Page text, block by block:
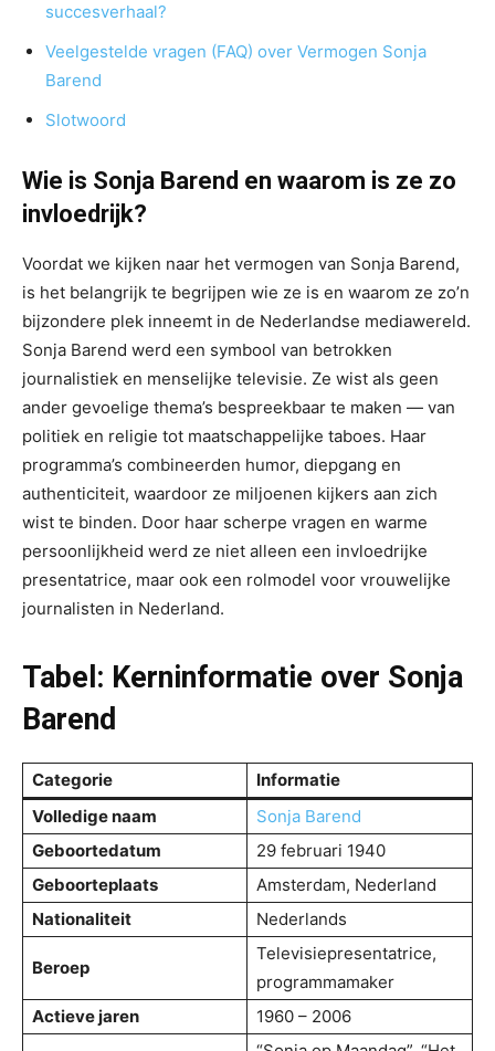
succesverhaal?
Veelgestelde vragen (FAQ) over Vermogen Sonja
Barend
Slotwoord
Wie is Sonja Barend en waarom is ze zo
invloedrijk?
Voordat we kijken naar het vermogen van Sonja Barend,
is het belangrijk te begrijpen wie ze is en waarom ze zo’n
bijzondere plek inneemt in de Nederlandse mediawereld.
Sonja Barend werd een symbool van betrokken
journalistiek en menselijke televisie. Ze wist als geen
ander gevoelige thema’s bespreekbaar te maken — van
politiek en religie tot maatschappelijke taboes. Haar
programma’s combineerden humor, diepgang en
authenticiteit, waardoor ze miljoenen kijkers aan zich
wist te binden. Door haar scherpe vragen en warme
persoonlijkheid werd ze niet alleen een invloedrijke
presentatrice, maar ook een rolmodel voor vrouwelijke
journalisten in Nederland.
Tabel: Kerninformatie over Sonja
Barend
Categorie
Informatie
Volledige naam
Sonja Barend
Geboortedatum
29 februari 1940
Geboorteplaats
Amsterdam, Nederland
Nationaliteit
Nederlands
Beroep
Televisiepresentatrice,
programmamaker
Actieve jaren
1960 – 2006